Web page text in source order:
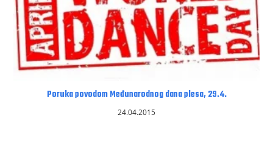
Poruka povodom Međunarodnog dana plesa, 29.4.
24.04.2015